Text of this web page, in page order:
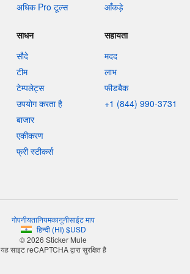
अधिक Pro टूल्स आँकड़े
साधन
सौदे
टीम
टेम्पलेट्स
उपयोग करता है
बाजार
एकीकरण
फ्री स्टीकर्स
सहायता
मदद
लाभ
फीडबैक
+1 (844) 990-3731
गोपनीयतानियमकानूनीसाईट माप
हिन्दी(HI) $USD
© 2026 Sticker Mule
यह साइट reCAPTCHA द्वारा सुरक्षित है